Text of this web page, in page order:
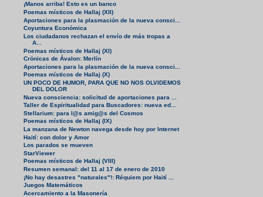
¡Manos arriba! Esto es un banco
Poemas místicos de Hallaj (XII)
Aportaciones para la plasmación de la nueva consci...
Coyuntura Económica
Los ciudadanos rechazan el envío de más tropas a
A...
Poemas místicos de Hallaj (XI)
Crónicas de Ávalon: Merlín
Aportaciones para la plasmación de la nueva consci...
Poemas místicos de Hallaj (X)
UN POCO DE HUMOR, PARA QUE NO NOS OLVIDEMOS
DEL DOLOR
Nueva consciencia: solicitud de aportaciones para ...
Taller de Espiritualidad para Buscadores: nueva ed...
Stellarium: para l@s amig@s del Cosmos
Poemas místicos de Hallaj (IX)
La manzana de Newton navega desde hoy por Internet
Haití: con dolor y Amor
Los parados se mueven
StarViewer
Poemas místicos de Hallaj (VIII)
Resumen semanal: del 11 al 17 de enero de 2010
¡No hay desastres "naturales"!: Réquiem por Haití ...
Juegos Matemáticos
Acercamiento a la Masonería